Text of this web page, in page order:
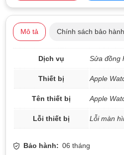
Mô tả Chính sách bảo hành
Dịch vụ Sửa đồng
Thiết bị Apple
Tên thiết bị Apple
Lỗi thiết bị Lỗi màn
Bảo hành: 06 tháng